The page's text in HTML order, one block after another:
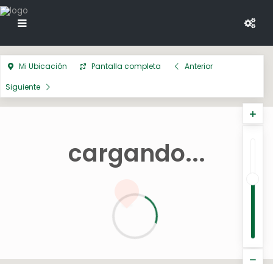
cargando...
Mi Ubicación Pantalla completa
Anterior
Siguiente